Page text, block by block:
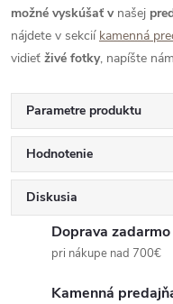
možné vyskúšať v našej
nájdete v sekcií kamenná
vidieť živé fotky, napíšte
Parametre produktu
Hodnotenie
Diskusia
Doprava zadarmo
pri nákupe nad 700€
Kamenná